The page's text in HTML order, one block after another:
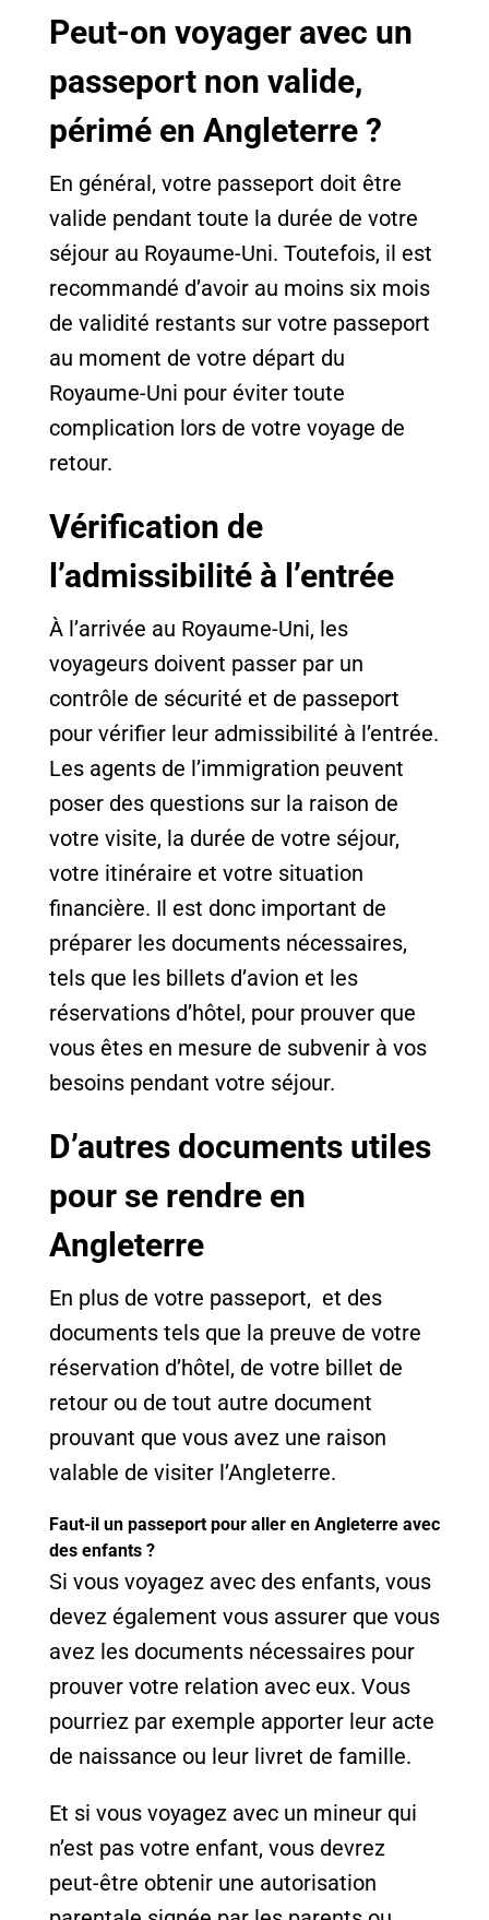
Peut-on voyager avec un
passeport non valide,
périmé en Angleterre ?
En général, votre passeport doit être
valide pendant toute la durée de votre
séjour au Royaume-Uni. Toutefois, il est
recommandé d’avoir au moins six mois
de validité restants sur votre passeport
au moment de votre départ du
Royaume-Uni pour éviter toute
complication lors de votre voyage de
retour.
Vérification de
l’admissibilité à l’entrée
À l’arrivée au Royaume-Uni, les
voyageurs doivent passer par un
contrôle de sécurité et de passeport
pour vérifier leur admissibilité à l’entrée.
Les agents de l’immigration peuvent
poser des questions sur la raison de
votre visite, la durée de votre séjour,
votre itinéraire et votre situation
financière. Il est donc important de
préparer les documents nécessaires,
tels que les billets d’avion et les
réservations d’hôtel, pour prouver que
vous êtes en mesure de subvenir à vos
besoins pendant votre séjour.
D’autres documents utiles
pour se rendre en
Angleterre
En plus de votre passeport, et des
documents tels que la preuve de votre
réservation d’hôtel, de votre billet de
retour ou de tout autre document
prouvant que vous avez une raison
valable de visiter l’Angleterre.
Faut-il un passeport pour aller en Angleterre avec
des enfants ?
Si vous voyagez avec des enfants, vous
devez également vous assurer que vous
avez les documents nécessaires pour
prouver votre relation avec eux. Vous
pourriez par exemple apporter leur acte
de naissance ou leur livret de famille.
Et si vous voyagez avec un mineur qui
n’est pas votre enfant, vous devrez
peut-être obtenir une autorisation